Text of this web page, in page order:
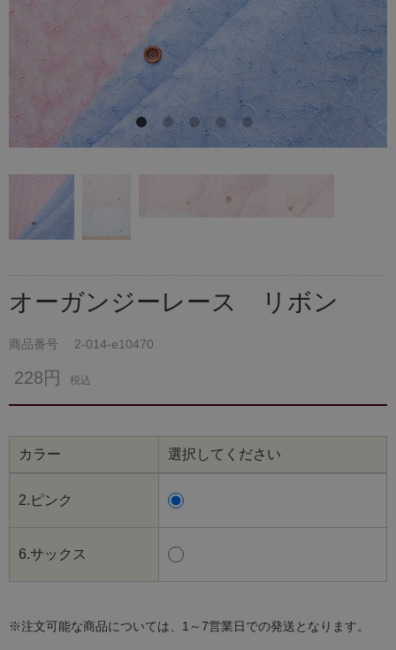
オーガンジーレース リボン
商品番号 2-014-e10470
228円 税込
カラー 選択してください
2.ピンク
6.サックス
※注文可能な商品については、1～7営業日での発送となります。